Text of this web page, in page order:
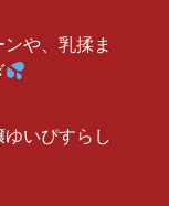
や、乳揉ま
いぴすらし